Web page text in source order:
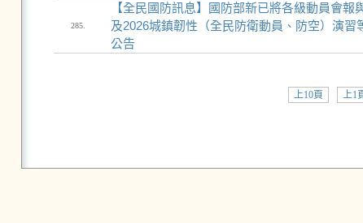
285.
【全民國防訊息】國防部新已將各級動員會
及2026城鎮韌性（全民防衛動員、防空）演
公告
上10頁 上1